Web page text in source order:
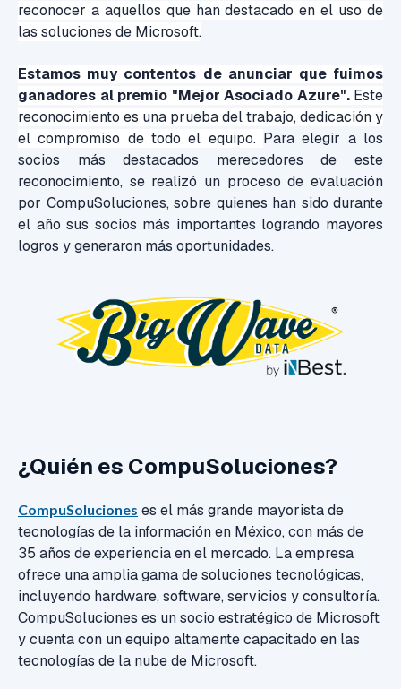
reconocer a aquellos que han destacado en el uso de
las soluciones de Microsoft.
Estamos muy contentos de anunciar que fuimos
ganadores al premio "Mejor Asociado Azure". Este
reconocimiento es una prueba del trabajo, dedicación y
el compromiso de todo el equipo. Para elegir a los
socios más destacados merecedores de este
reconocimiento, se realizó un proceso de evaluación
por CompuSoluciones, sobre quienes han sido durante
el año sus socios más importantes logrando mayores
logros y generaron más oportunidades.
¿Quién es CompuSoluciones?
CompuSoluciones es el más grande mayorista de
tecnologías de la información en México, con más de
35 años de experiencia en el mercado. La empresa
ofrece una amplia gama de soluciones tecnológicas,
incluyendo hardware, software, servicios y consultoría.
CompuSoluciones es un socio estratégico de Microsoft
y cuenta con un equipo altamente capacitado en las
tecnologías de la nube de Microsoft.